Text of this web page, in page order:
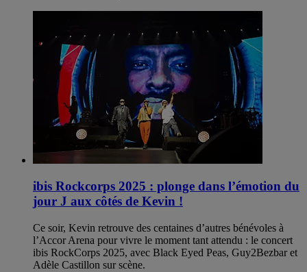
ibis Rockcorps 2025 : plonge dans l’émotion du
jour J aux côtés de Kevin !
Ce soir, Kevin retrouve des centaines d’autres bénévoles à
l’Accor Arena pour vivre le moment tant attendu : le concert
ibis RockCorps 2025, avec Black Eyed Peas, Guy2Bezbar et
Adèle Castillon sur scène.